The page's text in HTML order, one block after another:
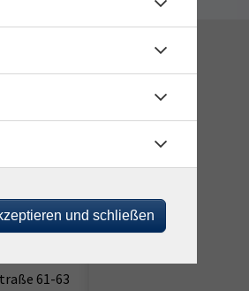
61-63
61-63
61-63
61-63
61-63
61-63
und schließen